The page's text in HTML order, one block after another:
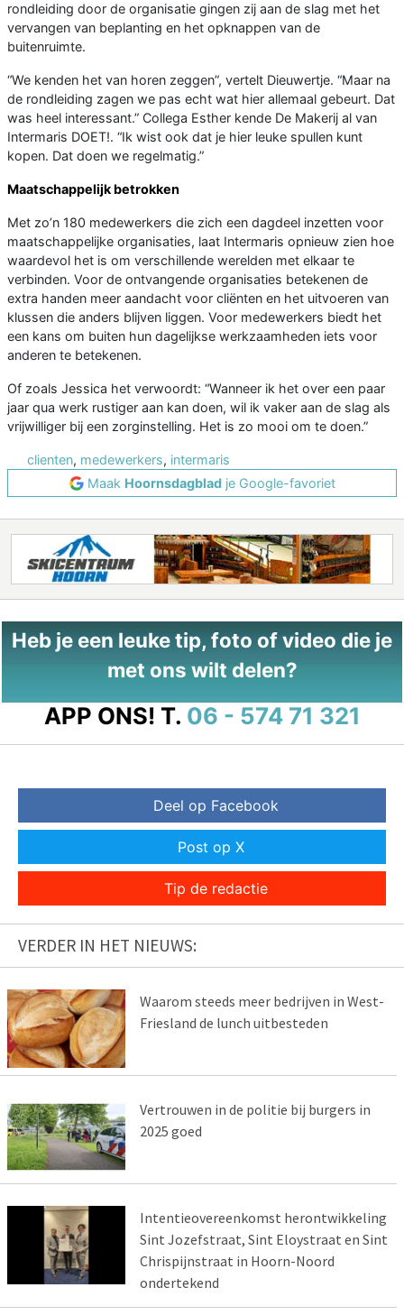
rondleiding door de organisatie gingen zij aan de slag met het
vervangen van beplanting en het opknappen van de
buitenruimte.
“We kenden het van horen zeggen”, vertelt Dieuwertje. “Maar na
de rondleiding zagen we pas echt wat hier allemaal gebeurt. Dat
was heel interessant.” Collega Esther kende De Makerij al van
Intermaris DOET!. “Ik wist ook dat je hier leuke spullen kunt
kopen. Dat doen we regelmatig.”
Maatschappelijk betrokken
Met zo’n 180 medewerkers die zich een dagdeel inzetten voor
maatschappelijke organisaties, laat Intermaris opnieuw zien hoe
waardevol het is om verschillende werelden met elkaar te
verbinden. Voor de ontvangende organisaties betekenen de
extra handen meer aandacht voor cliënten en het uitvoeren van
klussen die anders blijven liggen. Voor medewerkers biedt het
een kans om buiten hun dagelijkse werkzaamheden iets voor
anderen te betekenen.
Of zoals Jessica het verwoordt: “Wanneer ik het over een paar
jaar qua werk rustiger aan kan doen, wil ik vaker aan de slag als
vrijwilliger bij een zorginstelling. Het is zo mooi om te doen.”
clienten, medewerkers, intermaris
Maak Hoornsdagbladje Google-favoriet
Heb je een leuke tip, foto of video die je
met ons wilt delen?
APP ONS! T. 06 - 574 71 321
Deel op Facebook
Post op X
Tip de redactie
VERDER IN HET NIEUWS:
Waarom steeds meer bedrijven in West-
Friesland de lunch uitbesteden
Vertrouwen in de politie bij burgers in
2025 goed
Intentieovereenkomst herontwikkeling
Sint Jozefstraat, Sint Eloystraat en Sint
Chrispijnstraat in Hoorn-Noord
ondertekend